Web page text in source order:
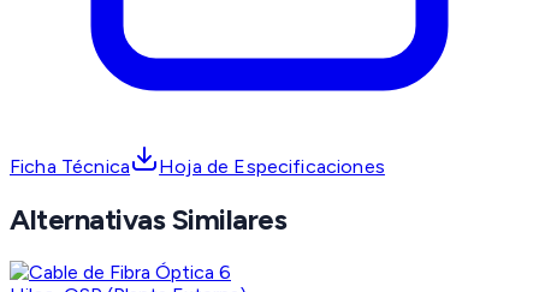
Ficha Técnica Hoja de Especificaciones
Alternativas Similares